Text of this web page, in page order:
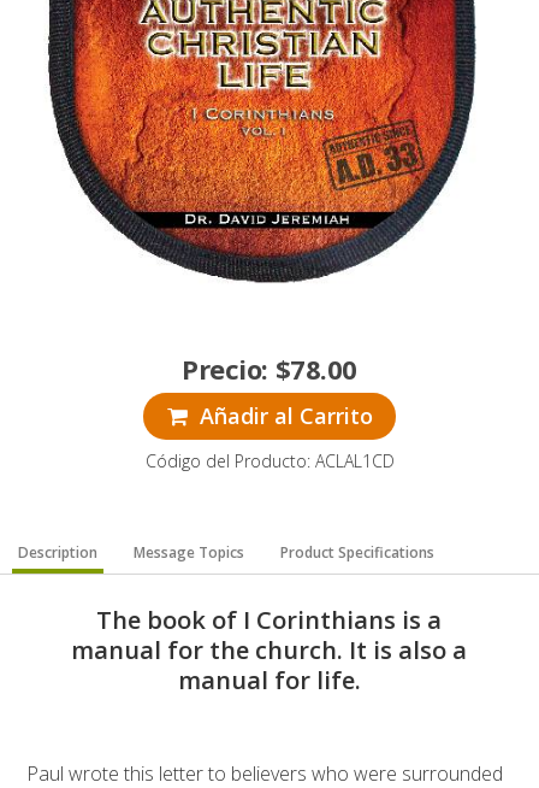
Precio: $78.00
Añadir al Carrito
Código del Producto: ACLAL1CD
Description Message Topics Product Specifications
The book of I Corinthians is a
manual for the church. It is also a
manual for life.
Paul wrote this letter to believers who were surrounded